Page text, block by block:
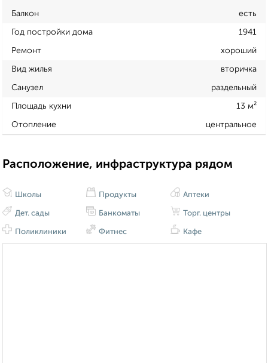
Балкон есть
Год постройки дома 1941
Ремонт хороший
Вид жилья вторичка
Санузел раздельный
Площадь кухни 13 м²
Отопление центральное
Расположение, инфраструктура рядом
Школы
Дет. сады
Поликлиники
Продукты
Банкоматы
Фитнес
Аптеки
Торг. центры
Кафе